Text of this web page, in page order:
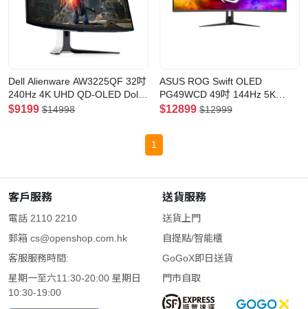
Dell Alienware AW3225QF 32吋
240Hz 4K UHD QD-OLED Dolby
Vision 1700R 曲面電競顯示器
$9199 $14998
ASUS ROG Swift OLED
PG49WCD 49吋 144Hz 5K
DQHD超寬曲面 電競顯示器
$12899 $12999
1
客戶服務
電話 2110 2210
郵箱 cs@openshop.com.hk
客服服務時間:
星期一至六11:30-20:00 星期日
10:30-19:00
送貨服務
送貨上門
自提點/智能櫃
GoGoX即日送貨
門市自取